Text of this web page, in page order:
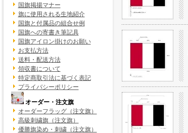
国旗掲揚マナー
旗に使用される生地紹介
国旗と付属品の組合せ例
国旗への寄書き筆記具
国旗アイロン掛けのお願い
お支払方法
送料・配送方法
領収書について
特定商取引法に基づく表記
プライバシーポリシー
オーダー・注文旗
オーダーフラッグ（注文旗）
高級刺繍旗（注文旗）
優勝旗染め・刺繍（注文旗）